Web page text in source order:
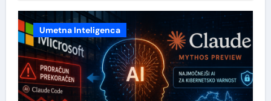
Umetna Inteligenca